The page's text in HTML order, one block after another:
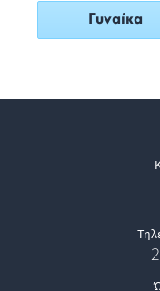
Γυναίκα